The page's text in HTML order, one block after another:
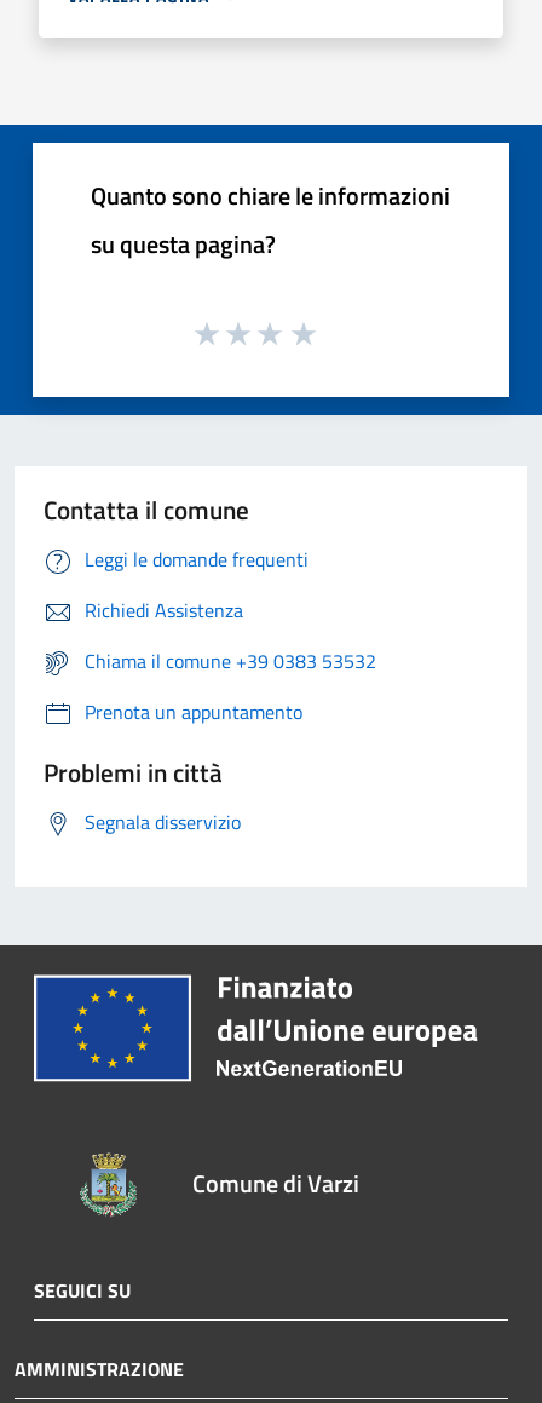
Quanto sono chiare le informazioni
su questa pagina?
Contatta il comune
Leggi le domande frequenti
Richiedi Assistenza
Chiama il comune +39 0383 53532
Prenota un appuntamento
Problemi in città
Segnala disservizio
Comune di Varzi
SEGUICI SU
AMMINISTRAZIONE